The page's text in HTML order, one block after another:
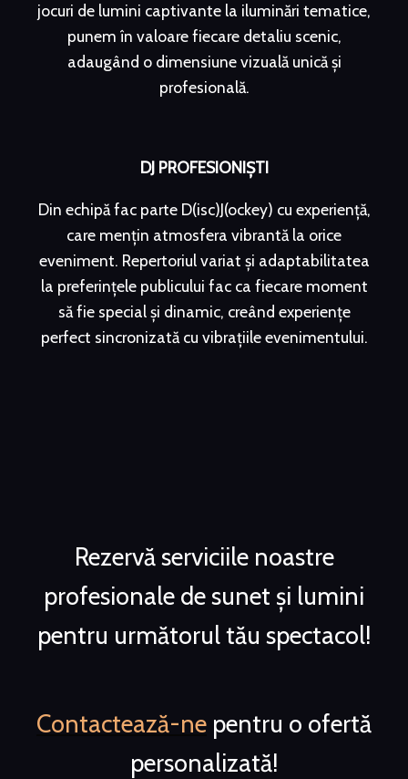
jocuri de lumini captivante la iluminări tematice,
punem în valoare fiecare detaliu scenic,
adaugând o dimensiune vizuală unică și
profesională.
DJ PROFESIONIȘTI
Din echipă fac parte D(isc)J(ockey) cu experiență,
care mențin atmosfera vibrantă la orice
eveniment. Repertoriul variat și adaptabilitatea
la preferințele publicului fac ca fiecare moment
să fie special și dinamic, creând experiențe
perfect sincronizată cu vibrațiile evenimentului.
Rezervă serviciile noastre
profesionale de sunet și lumini
pentru următorul tău spectacol!
Contactează-ne pentru o ofertă
personalizată!